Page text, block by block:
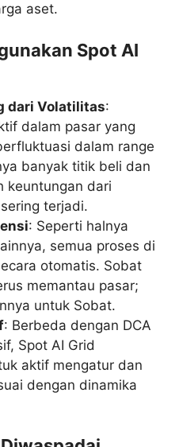
aset.
Spot AI
dari Volatilitas:
dalam pasar yang
dalam range
banyak titik beli dan
keuntungan dari
terjadi.
: Seperti halnya
semua proses di
otomatis. Sobat
memantau pasar;
untuk Sobat.
: Berbeda dengan DCA
Spot AI Grid
aktif mengatur dan
dengan dinamika